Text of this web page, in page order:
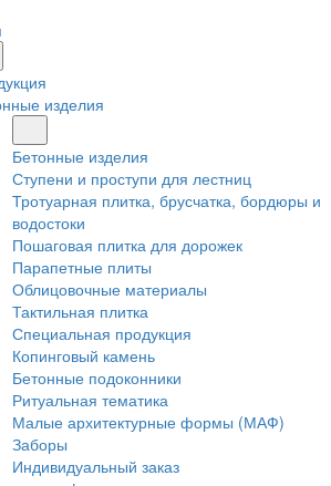
изделия
Бетонные изделия
Ступени и проступи для лестниц
Тротуарная плитка, брусчатка, бордюры и
водостоки
Пошаговая плитка для дорожек
Парапетные плиты
Облицовочные материалы
Тактильная плитка
Специальная продукция
Копинговый камень
Бетонные подоконники
Ритуальная тематика
Малые архитектурные формы (МАФ)
Заборы
Индивидуальный заказ